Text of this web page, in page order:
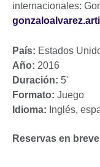
internacionales:
País: Estados
Año: 2016
Duración: 5'
Formato: Juego
Idioma: Inglés,
Reservas en